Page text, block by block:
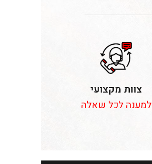
צוות מקצועי
למענה לכל שאלה